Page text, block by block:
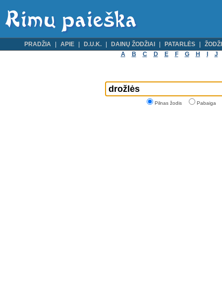
PRADŽIA APIE D.U.K. DAINŲ ŽODŽIAI PATARLĖS
A
B C D E F G H J
Pilnas žodis Pabaiga